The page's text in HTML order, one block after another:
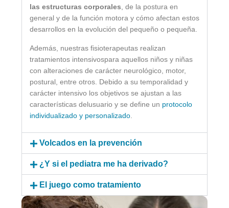
las estructuras corporales , de la postura en
general y de la función motora y cómo afectan estos
desarrollos en la evolución del pequeño o pequeña.
Además, nuestras fisioterapeutas realizan
tratamientos intensivospara aquellos niños y niñas
con alteraciones de carácter neurológico, motor,
postural, entre otros. Debido a su temporalidad y
carácter intensivo los objetivos se ajustan a las
características delusuario y se define un protocolo
individualizado y personalizado
Volcados en la prevención
¿Y si el pediatra me ha derivado?
El juego como tratamiento